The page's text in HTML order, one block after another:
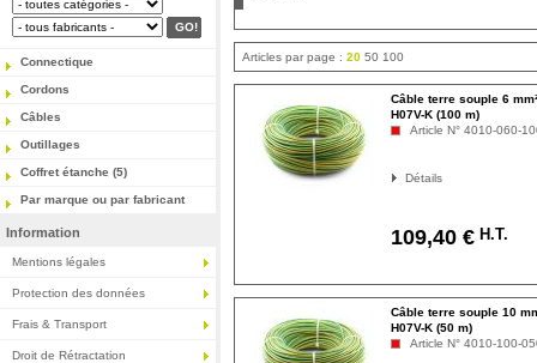
Connectique
Cordons
Câbles
Outillages
Coffret étanche (5)
Par marque ou par fabricant
Information
Mentions légales
Protection des données
Frais & Transport
Droit de Rétractation
Articles par page : 20 50 100
Câble terre souple 6 mm²
H07V-K (100 m)
Article N° 4010-060-
Détails
109,40 € H.T.
Câble terre souple 10
H07V-K (50 m)
Article N° 4010-100-